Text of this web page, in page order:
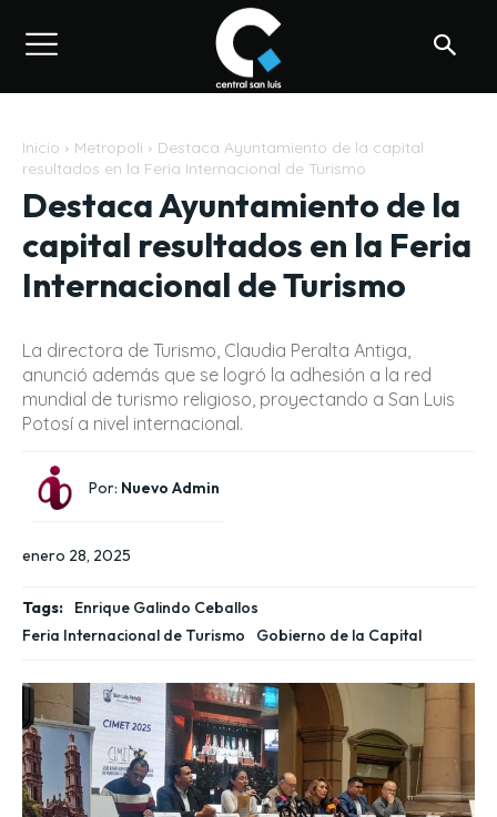
Inicio Metropoli
Destaca Ayuntamiento de la capital
resultados en la Feria Internacional de Turismo
Destaca Ayuntamiento de la
capital resultados en la Feria
Internacional de Turismo
La directora de Turismo, Claudia Peralta Antiga,
anunció además que se logró la adhesión a la red
mundial de turismo religioso, proyectando a San Luis
Potosí a nivel internacional.
Por: Nuevo Admin
enero 28, 2025
Tags:
Enrique Galindo Ceballos
Feria Internacional de Turismo
Gobierno de la Capital